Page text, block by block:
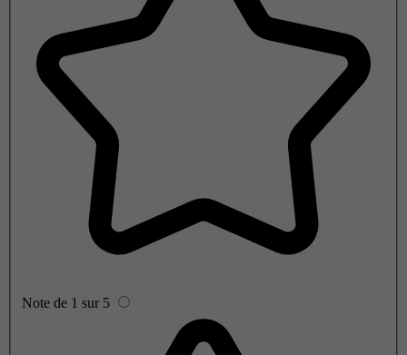
Note de 1 sur 5